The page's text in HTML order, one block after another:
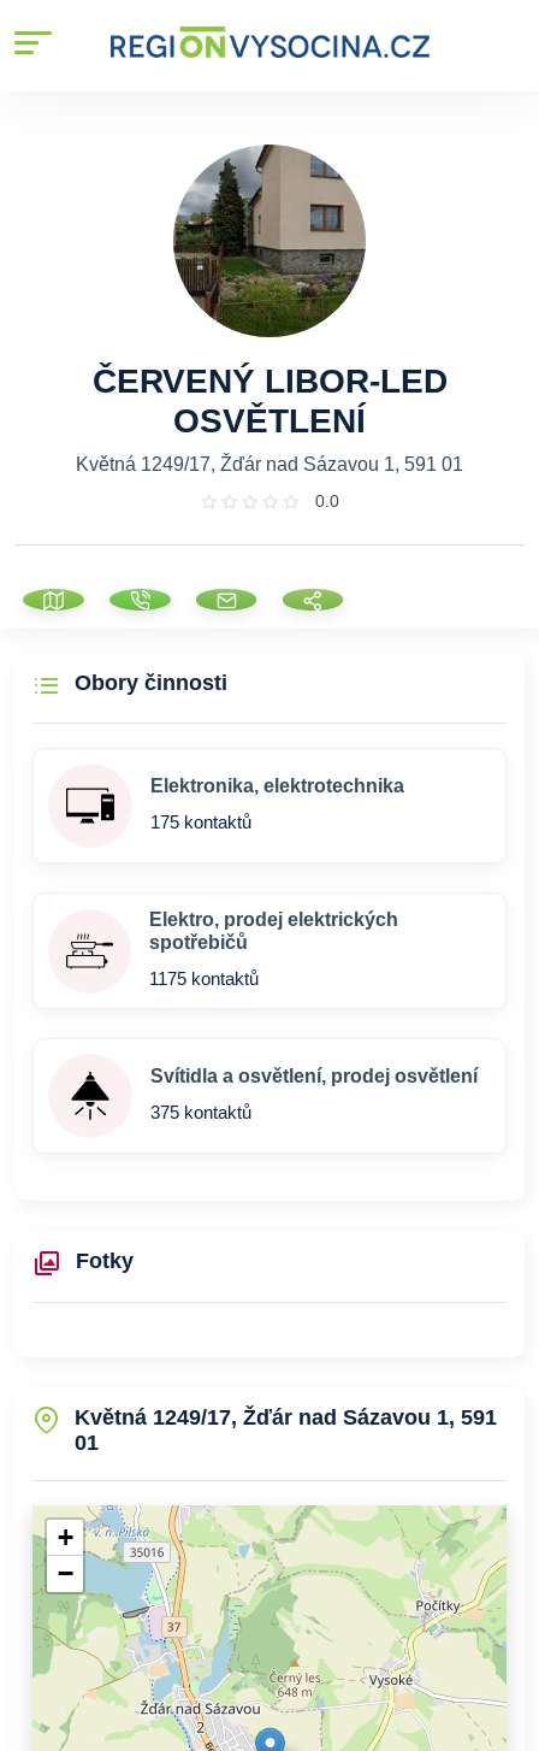
ČERVENÝ LIBOR-LED
OSVĚTLENÍ
Květná 1249/17, Žďár nad Sázavou 1, 591 01
0.0
Obory činnosti
Elektronika, elektrotechnika
175 kontaktů
Elektro, prodej elektrických
spotřebičů
1175 kontaktů
Svítidla a osvětlení, prodej osvětlení
375 kontaktů
Fotky
Květná 1249/17, Žďár nad Sázavou 1, 591
01
+
−